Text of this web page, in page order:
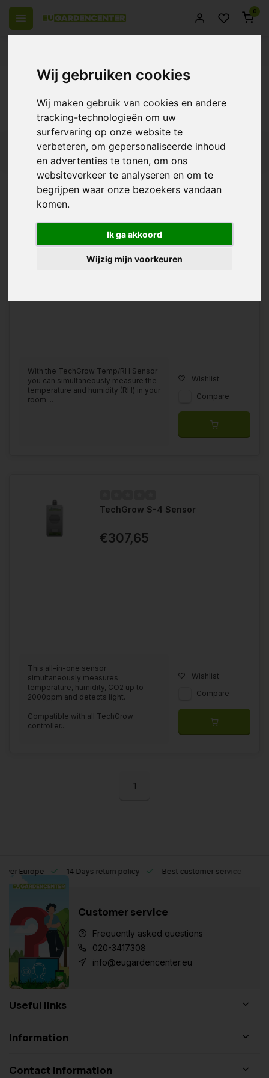
Wij gebruiken cookies
Wij maken gebruik van cookies en andere
tracking-technologieën om uw
surfervaring op onze website te
verbeteren, om gepersonaliseerde inhoud
en advertenties te tonen, om ons
websiteverkeer te analyseren en om te
begrijpen waar onze bezoekers vandaan
komen.
Ik ga akkoord
Wijzig mijn voorkeuren
0
Back
Products tagged with luchtvochtigheid
sensor
Sensor
€43,05
With the TechGrow Temp/RH Sensor
you can simultaneously measure the
temperature and humidity (RH) in your
room....
Wishlist
Compare
TechGrow S-4 Sensor
€307,65
This all-in-one sensor
simultaneously measures
temperature, humidity, CO2 up to
2000ppm and detects light.
Compatible with all TechGrow
controller...
Wishlist
Compare
1
Europe 14 Days return policy Best customer service
Customer service
Frequently asked questions
020-3417308
info@eugardencenter.eu
Useful links
Information
Contact information